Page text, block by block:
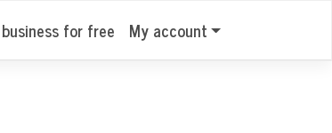
for free My account